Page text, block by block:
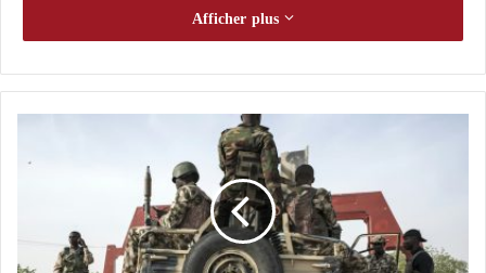
L’œuf d’autruche : richesse nutritionnelle et
risques potentiels
Combien de temps faut-il au magnésium
pour améliorer le sommeil ?
Le beurre d’amande : composition nutritionnelle
et caractéristiques
Le beurre d’amande est principalement composé de
Afficher plus
l